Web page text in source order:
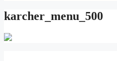
karcher_menu_500